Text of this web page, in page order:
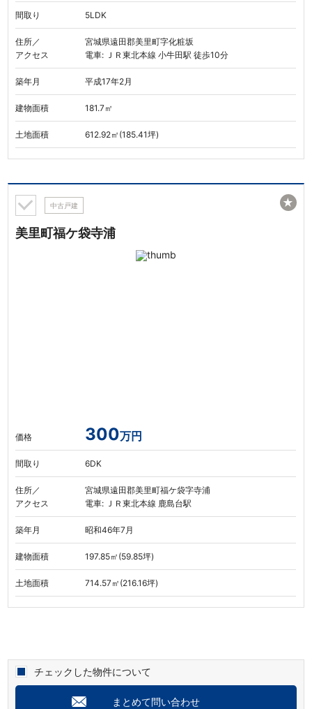
間取り 5LDK
住所／
アクセス
宮城県遠田郡美里町字化粧坂
電車: ＪＲ東北本線 小牛田駅 徒歩10分
築年月 平成17年2月
建物面積 181.7㎡
土地面積 612.92㎡(185.41坪)
中古戸建
美里町福ケ袋寺浦
価格 300万円
間取り 6DK
住所／
アクセス
宮城県遠田郡美里町福ケ袋字寺浦
電車: ＪＲ東北本線 鹿島台駅
築年月 昭和46年7月
建物面積 197.85㎡(59.85坪)
土地面積 714.57㎡(216.16坪)
★
チェックした物件について
まとめて問い合わせ